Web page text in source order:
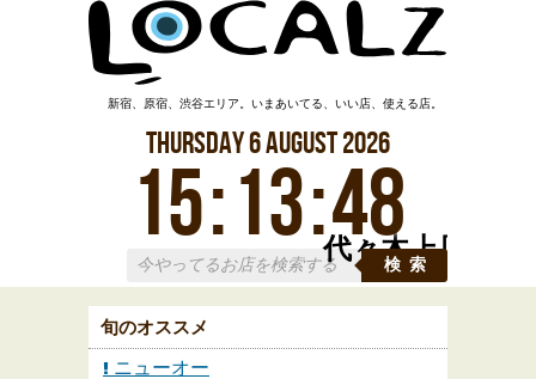
代々木上原
新宿、原宿、渋谷エリア。いまあいてる、いい店、使える店。
Thursday6August2026
15:13:49
検索
旬のオススメ
ニューオー